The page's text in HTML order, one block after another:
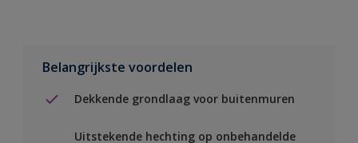
Belangrijkste voordelen
Dekkende grondlaag voor buitenmuren
Uitstekende hechting op onbehandelde